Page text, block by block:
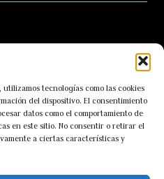
tecnologías como las cookies
del dispositivo. El consentimiento
datos como el comportamiento de
en este sitio. No consentir o retirar el
a ciertas características y